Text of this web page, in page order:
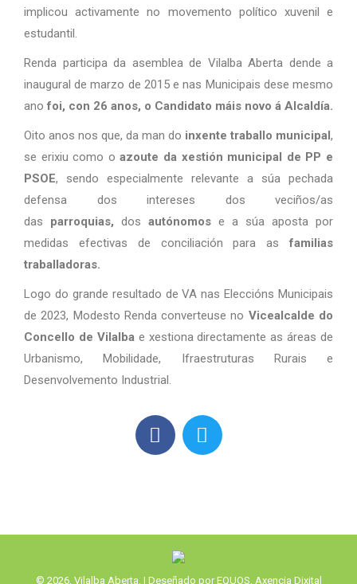
implicou activamente no movemento político xuvenil e
estudantil.
Renda participa da asemblea de Vilalba Aberta dende a
inaugural de marzo de 2015 e nas Municipais dese mesmo
ano foi, con 26 anos, o Candidato máis novo á Alcaldía.
Oito anos nos que, da man do inxente traballo municipal,
se erixiu como o azoute da xestión municipal de PP e
PSOE, sendo especialmente relevante a súa pechada
defensa dos intereses dos veciños/as
das parroquias, dos autónomos e a súa aposta por
medidas efectivas de conciliación para as familias
traballadoras.
Logo do grande resultado de VA nas Eleccións Municipais
de 2023, Modesto Renda converteuse no Vicealcalde do
Concello de Vilalbae xestiona directamente as áreas de
Urbanismo, Mobilidade, Ifraestruturas Rurais e
Desenvolvemento Industrial.
© 2026, Vilalba Aberta. | Deseñado por EQUOS, Axencia Dixital